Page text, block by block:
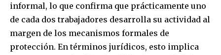
informal, lo que confirma que prácticamente uno
de cada dos trabajadores desarrolla su actividad al
margen de los mecanismos formales de
protección. En términos jurídicos, esto implica